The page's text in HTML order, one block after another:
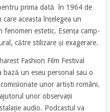
prima dată în 1964 de
aceasta înțelegea un
fenomen estetic. Esența camp-
către stilizare și exagerare.
Fashion Film Festival
bază un eseu personal sau o
unor artiști români.
unor observații
audio. Podcastul va